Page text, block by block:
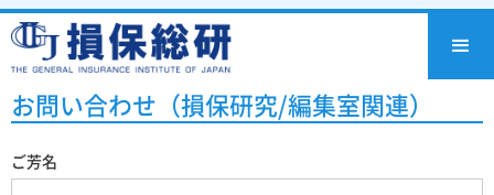
お問い合わせ（損保研究/編集室関連）
ご芳名